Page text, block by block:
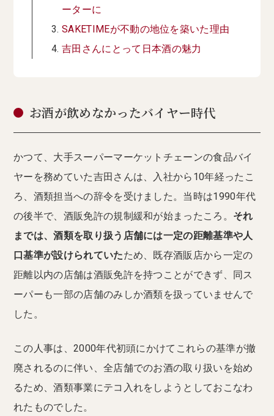
ーターに
SAKETIMEが不動の地位を築いた理由
吉田さんにとって日本酒の魅力
お酒が飲めなかったバイヤー時代
かつて、大手スーパーマーケットチェーンの食品バイ
ヤーを務めていた吉田さんは、入社から10年経ったこ
ろ、酒類担当への辞令を受けました。当時は1990年代
の後半で、酒販免許の規制緩和が始まったころ。 それ
までは、酒類を取り扱う店舗には一定の距離基準や人
口基準が設けられていたため、既存酒販店から一定の
距離以内の店舗は酒販免許を持つことができず、同ス
ーパーも一部の店舗のみしか酒類を扱っていませんで
した。
この人事は、2000年代初頭にかけてこれらの基準が撤
廃されるのに伴い、全店舗でのお酒の取り扱いを始め
るため、酒類事業にテコ入れをしようとしておこなわ
れたものでした。